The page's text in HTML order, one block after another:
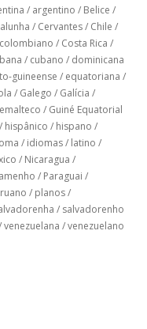
/ argentino / Belice /
/ Cervantes/ Chile /
colombiano / Costa Rica /
/ cubano / dominicana
guineense / equatoriana /
/ Galego / Galícia /
/ Guiné Equatorial
/ hispânico / hispano /
/ idiomas/ latino /
/ Nicaragua /
/ Paraguai /
/ planos/
/ salvadorenho
venezuelana /venezuelano